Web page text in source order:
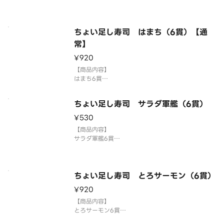
3貫盛り・ちょい足し寿司を複数ご注文の場合1つの
容器にまとめて盛り付ける場合がございます。
⚠️お届け後は早めにお召し上がり
ちょい足し寿司 はまち（6貫）【通
常】
¥920
【商品内容】
はまち6貫
国産米を使用しております。
「わさび抜き」でご提供しています。お好みで別添
のわさびをつけてお召し上がりください。
3貫盛り・ちょい足し寿司を複数ご注文の場合1つの
容器にまとめて盛り付
ちょい足し寿司 サラダ軍艦（6貫）
¥530
【商品内容】
サラダ軍艦6貫
3貫盛り・ちょい足し寿司を複数ご注文の場合1つの
⚠️お届け後は早めにお召し
ちょい足し寿司 とろサーモン（6貫）
¥920
【商品内容】
とろサーモン6貫